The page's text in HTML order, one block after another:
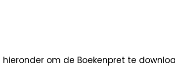
om de Boekenpret te